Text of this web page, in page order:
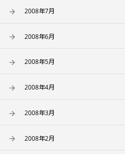
2008年7月
2008年6月
2008年5月
2008年4月
2008年3月
2008年2月